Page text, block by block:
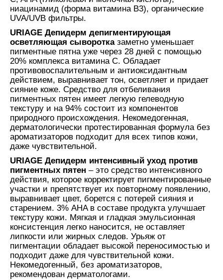
ниацинамид (форма витамина B3), органические
UVA/UVB фильтры.
URIAGE Депидерм депигментирующая
осветляющая сыворотказаметно уменьшает
пигментные пятна уже через 28 дней с помощью
20% комплекса витамина C. Обладает
противовоспалительным и антиоксидантным
действием, выравнивает тон, осветляет и придает
сияние коже. Средство для отбеливания
пигментных пятен имеет легкую гелеводную
текстуру и на 94% состоит из компонентов
природного происхождения. Некомедогенная,
дерматологически протестированная формула без
ароматизаторов подходит для всех типов кожи,
даже чувствительной.
URIAGE Депидерм интенсивный уход против
пигментных пятен – это средство интенсивного
действия, которое корректирует пигментированные
участки и препятствует их повторному появлению,
выравнивает цвет, борется с потерей сияния и
старением. 3% AHA в составе продукта улучшает
текстуру кожи. Мягкая и гладкая эмульсионная
консистенция легко наносится, не оставляет
липкости или жирных следов. Урьяж от
пигментации обладает высокой переносимостью и
подходит даже для чувствительной кожи.
Некомедогенный, без ароматизаторов,
рекомендован дерматологами.